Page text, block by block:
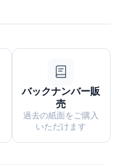
バックナンバー販
売
過去の紙面をご購入
いただけます